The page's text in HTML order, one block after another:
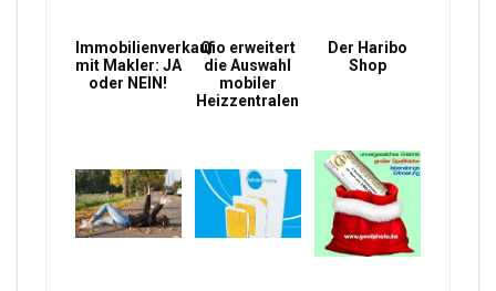
Immobilienverkauf
mit Makler: JA
oder NEIN!
Qio erweitert
die Auswahl
mobiler
Heizzentralen
Der Haribo
Shop